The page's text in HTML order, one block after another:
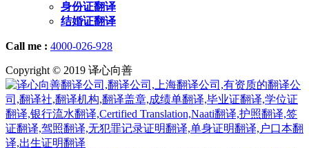
身份证翻译
结婚证翻译
Call me : 4000-026-928
Copyright © 2019 译心向善